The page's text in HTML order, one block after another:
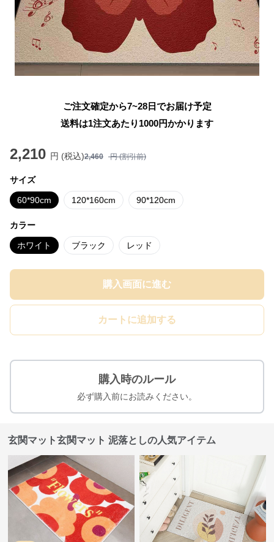
ご注文確定から7~28日でお届け予定
送料は1注文あたり 1000円かかります
2,210 円 (税込)2,460 円 (割引前)
サイズ
60*90cm 120*160cm 90*120cm
カラー
ホワイト ブラック レッド
購入画面に進む
カートに追加する
購入時のルール
必ず購入前にお読みください。
玄関マット玄関マット 泥落としの人気アイテム